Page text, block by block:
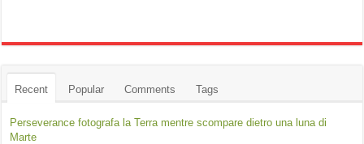
Recent Popular Comments Tags
Perseverance fotografa la Terra mentre scompare dietro una luna di
Marte